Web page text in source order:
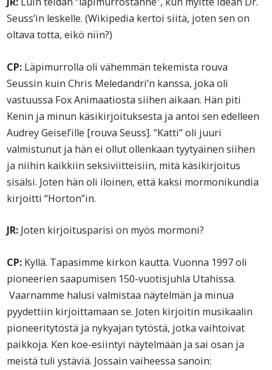
Seuss’in leskelle. (Wikipedia kertoi siitä, joten sen on
oltava totta, eikö niin?)
CP: Läpimurrolla oli vähemmän tekemista rouva
Seussin kuin Chris Meledandri’n kanssa, joka oli
vastuussa Fox Animaatiosta siihen aikaan. Hän piti
Kenin ja minun käsikirjoituksesta ja antoi sen edelleen
Audrey Geisel’ille [rouva Seuss]. “Katti” oli juuri
valmistunut ja hän ei ollut ollenkaan tyytyäinen siihen
ja niihin kaikkiin seksiviitteisiin, mitä käsikirjoitus
sisälsi. Joten hän oli iloinen, että kaksi mormonikundia
kirjoitti “Horton”in.
JR: Joten kirjoitusparisi on myös mormoni?
CP: Kyllä. Tapasimme kirkon kautta. Vuonna 1997 oli
pioneerien saapumisen 150-vuotisjuhla Utahissa.
Vaarnamme halusi valmistaa näytelmän ja minua
pyydettiin kirjoittamaan se. Joten kirjoitin musikaalin
pioneeritytöstä ja nykyajan tytöstä, jotka vaihtoivat
paikkoja. Ken koe-esiintyi näytelmään ja sai osan ja
meistä tuli ystäviä. Jossain vaiheessa sanoin: